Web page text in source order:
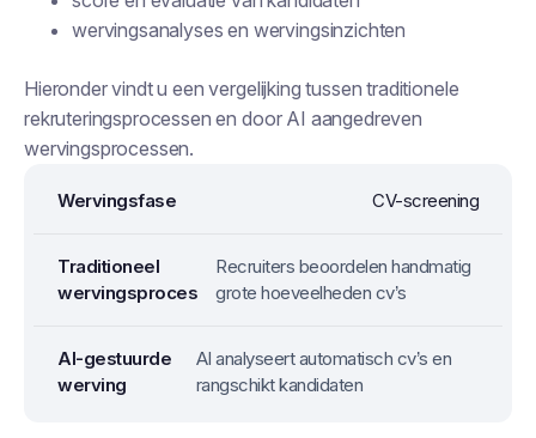
wervingsanalyses en wervingsinzichten
Hieronder vindt u een vergelijking tussen traditionele
rekruteringsprocessen en door AI aangedreven
wervingsprocessen.
CV-screening
Recruiters beoordelen handmatig
grote hoeveelheden cv’s
AI analyseert automatisch cv’s en
rangschikt kandidaten